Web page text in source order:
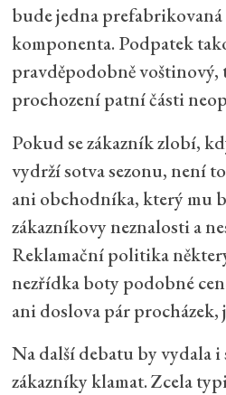
bude jedna
komponenta. Podpatek
pravděpodobně voštinový,
prochození patní části
Pokud se zákazník zlobí,
vydrží sotva sezonu, není
ani obchodníka, který mu
zákazníkovy neznalosti a
Reklamační politika
nezřídka boty podobné
ani doslova pár
Na další debatu by vydala
zákazníky klamat. Zcela